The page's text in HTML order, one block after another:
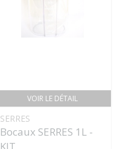
VOIR LE DÉTAIL
SERRES
Bocaux SERRES 1L -